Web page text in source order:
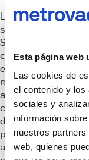
Esta página web
Las cookies de
el contenido y los
sociales y
información
nuestros
web, quienes
La promoción ha
sido diseñada por
SV60 Arquitectos,
con grandes
estándares y
requisitos de
adaptabilidad y
comodidad en el
día a día. La
promoción,
además del